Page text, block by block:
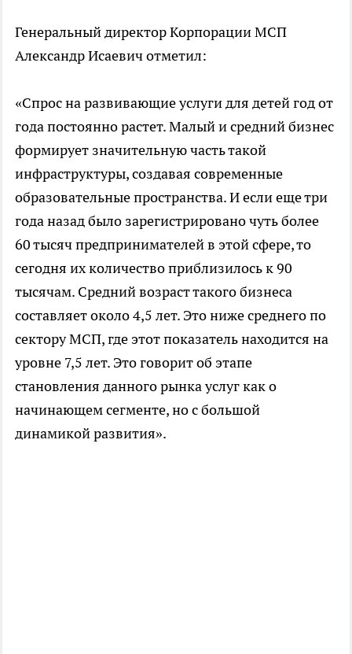
Генеральный директор Корпорации МСП
Александр Исаевич отметил:
«Спрос на развивающие услуги для детей год от
года постоянно растет. Малый и средний бизнес
формирует значительную часть такой
инфраструктуры, создавая современные
образовательные пространства. И если еще три
года назад было зарегистрировано чуть более
60 тысяч предпринимателей в этой сфере, то
сегодня их количество приблизилось к 90
тысячам. Средний возраст такого бизнеса
составляет около 4,5 лет. Это ниже среднего по
сектору МСП, где этот показатель находится на
уровне 7,5 лет. Это говорит об этапе
становления данного рынка услуг как о
начинающем сегменте, но с большой
динамикой развития».